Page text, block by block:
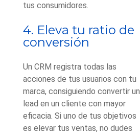
tus consumidores.
4. Eleva tu ratio de
conversión
Un CRM registra todas las
acciones de tus usuarios con tu
marca, consiguiendo convertir un
lead en un cliente con mayor
eficacia. Si uno de tus objetivos
es elevar tus ventas, no dudes